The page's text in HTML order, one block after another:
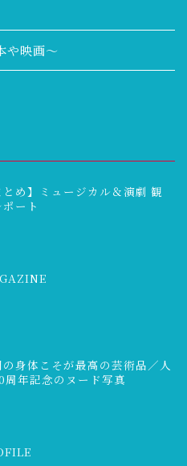
や映画〜
とめ】ミュージカル＆演劇 観
ート
の身体こそが最高の芸術品／人
周年記念のヌード写真